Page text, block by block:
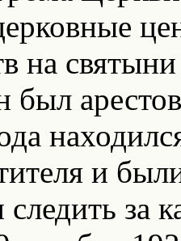
на
был
и
следить